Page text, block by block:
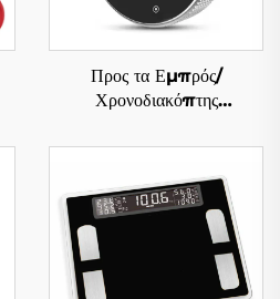
Προς τα Εμπρός/
Χρονοδιακόπτης